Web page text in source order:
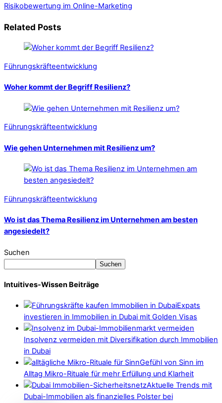
Risikobewertung im Online-Marketing
Related Posts
Führungskräfteentwicklung
Woher kommt der Begriff Resilienz?
Führungskräfteentwicklung
Wie gehen Unternehmen mit Resilienz um?
Führungskräfteentwicklung
Wo ist das Thema Resilienz im Unternehmen am besten
angesiedelt?
Suchen
Suchen
Intuitives-Wissen Beiträge
Expats
investieren in Immobilien in Dubai mit Golden Visas
Insolvenz vermeiden mit Diversifikation durch Immobilien
in Dubai
Gefühl von Sinn im
Alltag Mikro-Rituale für mehr Erfüllung und Klarheit
Aktuelle Trends mit
Dubai-Immobilien als finanzielles Polster bei